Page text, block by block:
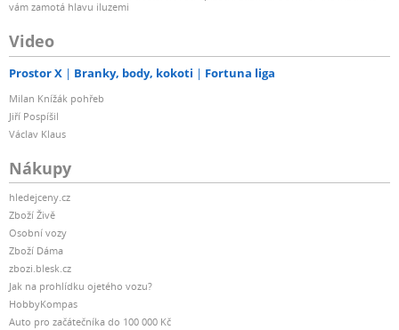
vám zamotá hlavu iluzemi
Video
Prostor X Branky, body, kokoti Fortuna liga
Milan Knížák pohřeb
Jiří Pospíšil
Václav Klaus
Nákupy
hledejceny.cz
Zboží Živě
Osobní vozy
Zboží Dáma
zbozi.blesk.cz
Jak na prohlídku ojetého vozu?
HobbyKompas
Auto pro začátečníka do 100 000 Kč